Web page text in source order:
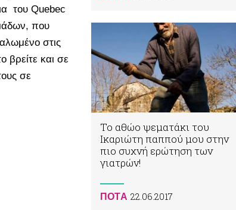
του Quebec
που
στις
βρείτε και σε
σε
Το αθώο ψεματάκι του
Ικαριώτη παππού μου στην
πιο συχνή ερώτηση των
γιατρών!
ΠΟΤA 22.06.2017